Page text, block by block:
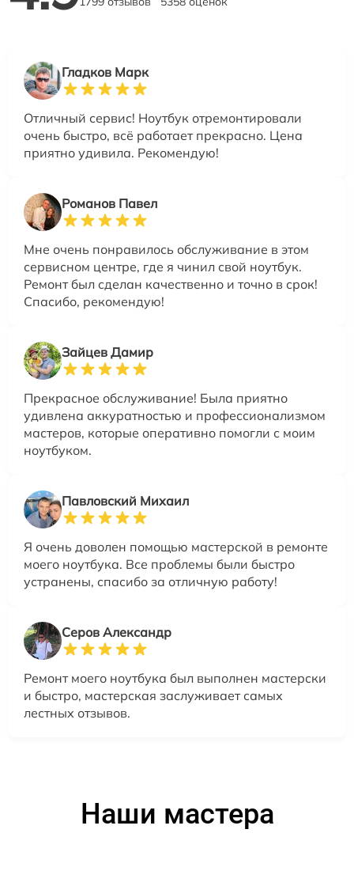
Гладков Марк
Отличный сервис! Ноутбук отремонтировали
очень быстро, всё работает прекрасно. Цена
приятно удивила. Рекомендую!
Романов Павел
Мне очень понравилось обслуживание в этом
сервисном центре, где я чинил свой ноутбук.
Ремонт был сделан качественно и точно в срок!
Спасибо, рекомендую!
Зайцев Дамир
Прекрасное обслуживание! Была приятно
удивлена аккуратностью и профессионализмом
мастеров, которые оперативно помогли с моим
ноутбуком.
Павловский Михаил
Я очень доволен помощью мастерской в ремонте
моего ноутбука. Все проблемы были быстро
устранены, спасибо за отличную работу!
Серов Александр
Ремонт моего ноутбука был выполнен мастерски
и быстро, мастерская заслуживает самых
лестных отзывов.
Наши мастера